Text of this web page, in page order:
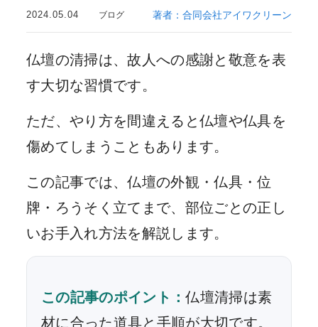
2024.05.04 ブログ 著者：合同会社アイワクリーン
仏壇の清掃は、故人への感謝と敬意を表
す大切な習慣です。
ただ、やり方を間違えると仏壇や仏具を
傷めてしまうこともあります。
この記事では、仏壇の外観・仏具・位
牌・ろうそく立てまで、部位ごとの正し
いお手入れ方法を解説します。
この記事のポイント：仏壇清掃は素
材に合った道具と手順が大切です。